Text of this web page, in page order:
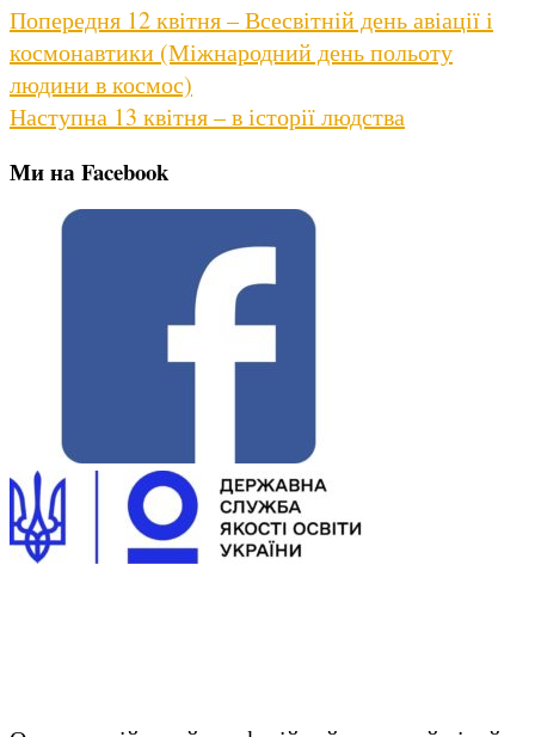
Навігація
записів
Попередня Previous
post:
12 квітня – Всесвітній день авіації і
космонавтики (Міжнародний день польоту
людини в космос)
Наступна Next
13 квітня – в історії людства
Ми на Facebook